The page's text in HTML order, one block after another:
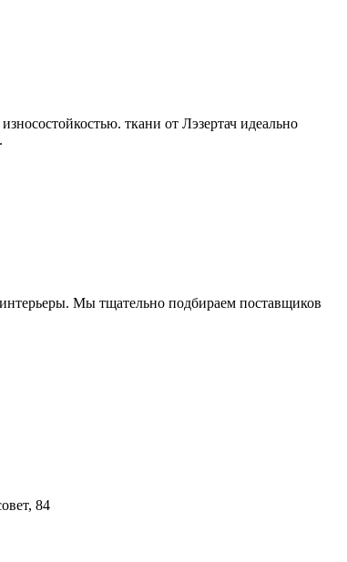
ткани от Лэзертач идеально
Мы тщательно подбираем поставщиков
84